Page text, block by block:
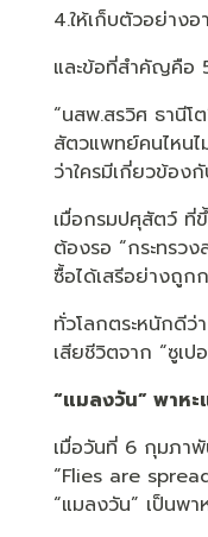
4.ให้เก็บตัวอย่างอ
และข้อที่สำคัญคือ
“นสพ.สรวิศ ธานีโ
สัตวแพทย์คนไหน
ว่าใครมีเกี่ยวข้อง
เมื่อกรมปศุสัตว์ ที่
ต้องรอ “กระทรว
ซื้อได้เสรีอย่างถูก
ทั่วโลกตระหนักดีว่
เสียชีวิตจาก “ซูเป
“แมลงวัน” พาห
เมื่อวันที่ 6 กุมภา
“Flies are
“แมลงวัน” เป็นพ